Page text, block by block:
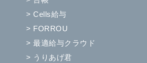
> Cells給与
> FORROU
> 最適給与クラウド
> うりあげ君